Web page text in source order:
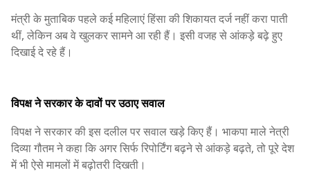
मंत्री के मुताबिक पहले कई महिलाएं हिंसा की शिकायत दर्ज नहीं करा पाती
थीं, लेकिन अब वे खुलकर सामने आ रही हैं। इसी वजह से आंकड़े बढ़े हुए
दिखाई दे रहे हैं।
विपक्ष ने सरकार के दावों पर उठाए सवाल
विपक्ष ने सरकार की इस दलील पर सवाल खड़े किए हैं। भाकपा माले नेत्री
दिव्या गौतम ने कहा कि अगर सिर्फ रिपोर्टिंग बढ़ने से आंकड़े बढ़ते, तो पूरे देश
में भी ऐसे मामलों में बढ़ोतरी दिखती।